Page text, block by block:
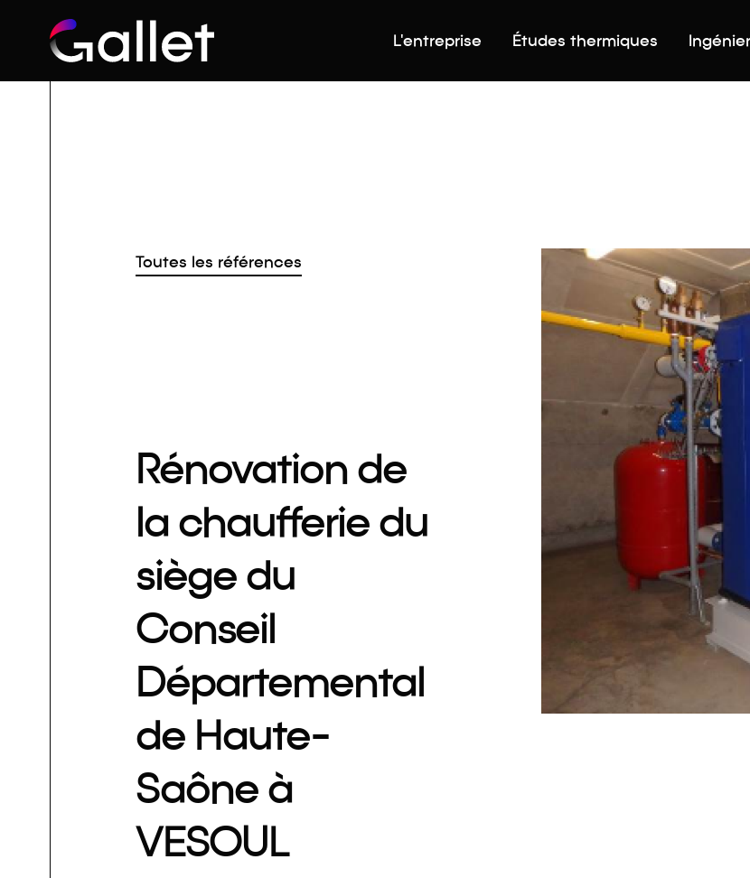
L'entreprise Études thermiques
Toutes les références
Rénovation de
la chaufferie du
siège du
Conseil
Départemental
de Haute-
Saône à
VESOUL